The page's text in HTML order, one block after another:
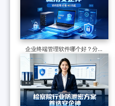
企业终端管理软件哪个好？分享
一款软件的七大功能，防护终端
安全超有效